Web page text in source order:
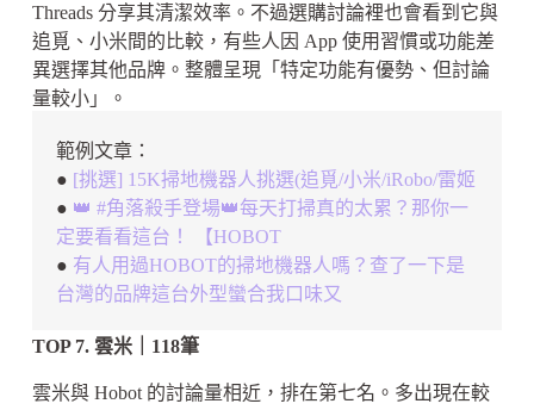
Threads 分享其清潔效率。不過選購討論裡也會看到它與
追覓、小米間的比較，有些人因 App 使用習慣或功能差
異選擇其他品牌。整體呈現「特定功能有優勢、但討論
量較小」。
範例文章：
● [挑選] 15K掃地機器人挑選(追覓/小米/iRobo/雷姬
● 👑 #角落殺手登場👑每天打掃真的太累？那你一
定要看看這台！ 【HOBOT
● 有人用過HOBOT的掃地機器人嗎？查了一下是
台灣的品牌這台外型蠻合我口味又
TOP 7. 雲米｜118筆
雲米與 Hobot 的討論量相近，排在第七名。多出現在較